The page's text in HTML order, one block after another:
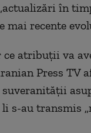
în
mai recente
ce atribuții va
Press TV
s-au transmis